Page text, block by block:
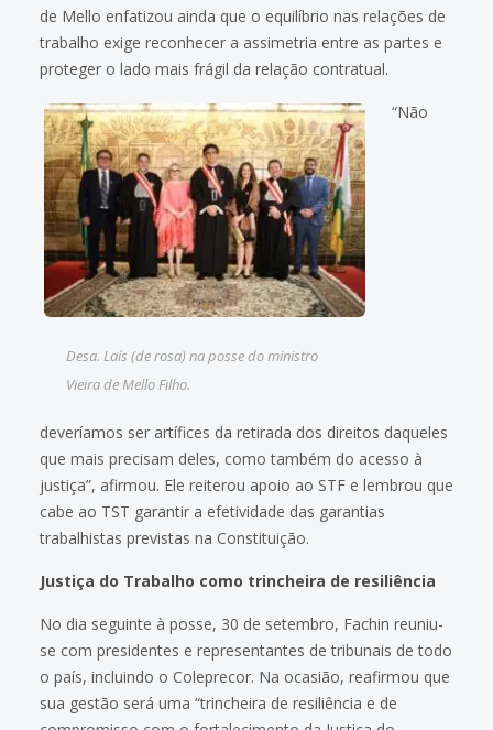
de Mello enfatizou ainda que o equilíbrio nas relações de
trabalho exige reconhecer a assimetria entre as partes e
proteger o lado mais frágil da relação contratual.
Desa. Laís (de rosa) na posse do ministro
Vieira de Mello Filho.
“Não
deveríamos ser artífices da retirada dos direitos daqueles
que mais precisam deles, como também do acesso à
justiça”, afirmou. Ele reiterou apoio ao STF e lembrou que
cabe ao TST garantir a efetividade das garantias
trabalhistas previstas na Constituição.
Justiça do Trabalho como trincheira de resiliência
No dia seguinte à posse, 30 de setembro, Fachin reuniu-
se com presidentes e representantes de tribunais de todo
o país, incluindo o Coleprecor. Na ocasião, reafirmou que
sua gestão será uma “trincheira de resiliência e de